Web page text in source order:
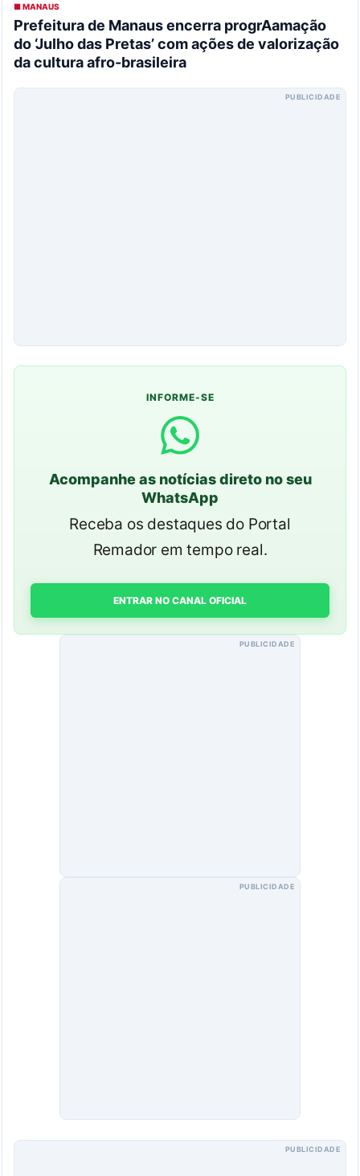
■ MANAUS
Prefeitura de Manaus encerra progrAamação
do ‘Julho das Pretas’ com ações de valorização
da cultura afro-brasileira
PUBLICIDADE
INFORME-SE
Acompanhe as notícias direto no seu
WhatsApp
Receba os destaques do Portal
Remador em tempo real.
ENTRAR NO CANAL OFICIAL
PUBLICIDADE
PUBLICIDADE
PUBLICIDADE